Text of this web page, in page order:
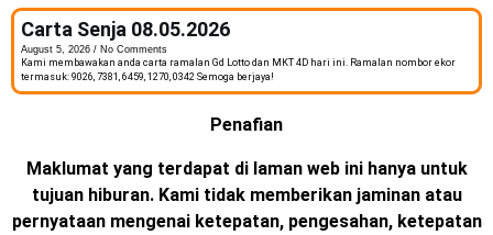
Carta Senja 08.05.2026
August 5, 2026
No Comments
Kami membawakan anda carta ramalan Gd Lotto dan MKT 4D hari ini. Ramalan nombor ekor
termasuk: 9026, 7381, 6459, 1270, 0342 Semoga berjaya!
Penafian
Maklumat yang terdapat di laman web ini hanya untuk
tujuan hiburan. Kami tidak memberikan jaminan atau
pernyataan mengenai ketepatan, pengesahan, ketepatan